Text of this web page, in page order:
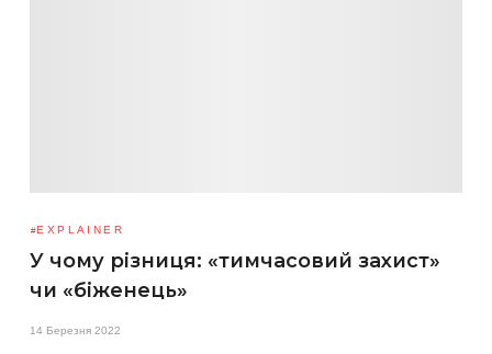
EXPLAINER
У чому різниця: «тимчасовий захист»
чи «біженець»
14 Березня 2022